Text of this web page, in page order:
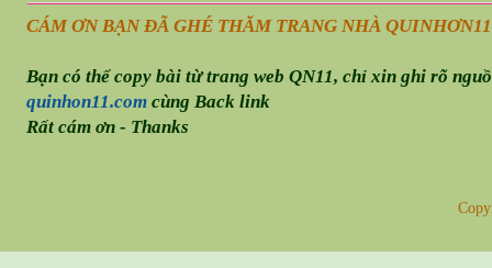
CÁM ƠN BẠN ĐÃ GHÉ THĂM TRANG NHÀ QUINHƠN
Bạn có thể copy bài từ trang web QN11, chỉ xin ghi rõ
quinhon11.comcùng Back link
Rất cám ơn - Thanks